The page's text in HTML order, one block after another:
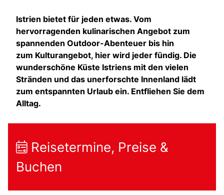
Istrien bietet für jeden etwas. Vom
hervorragenden kulinarischen Angebot zum
spannenden Outdoor-Abenteuer bis hin
zum Kulturangebot, hier wird jeder fündig. Die
wunderschöne Küste Istriens mit den vielen
Stränden und das unerforschte Innenland lädt
zum entspannten Urlaub ein. Entfliehen Sie dem
Alltag.
Reisetermine, Preise &
Buchen